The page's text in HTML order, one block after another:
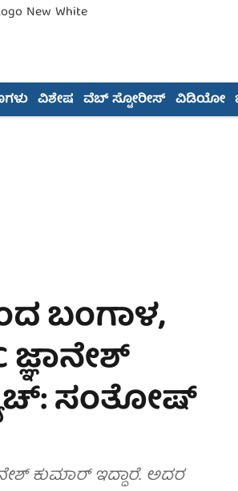
ವಿಶೇಷ ವೆಬ್ ಸ್ಟೋರೀಸ್ ವಿಡಿಯೋ
ಬಂಗಾಳ,
ಜ್ಞಾನೇಶ್
ಸಂತೋಷ್
ಕುಮಾರ್ ಇದ್ದಾರೆ. ಅದರ